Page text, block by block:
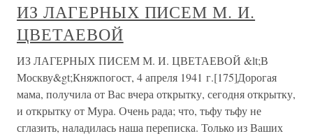
ИЗ ЛАГЕРНЫХ ПИСЕМ М. И.
ЦВЕТАЕВОЙ
ИЗ ЛАГЕРНЫХ ПИСЕМ М. И. ЦВЕТАЕВОЙ &lt;В
Москву&gt;Княжпогост, 4 апреля 1941 г.[175]Дорогая
мама, получила от Вас вчера открытку, сегодня открытку,
и открытку от Мура. Очень рада; что, тьфу тьфу не
сглазить, наладилась наша переписка. Только из Ваших